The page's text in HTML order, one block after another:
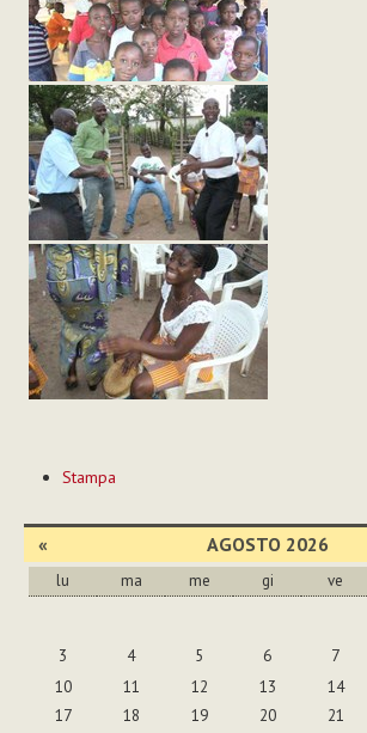
sul
Stampa
« AGOSTO 2026
lu ma me gi ve
3
4 5 6 7
10
11 12 13 14
17
18 19 20 21